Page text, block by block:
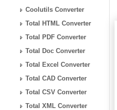
Coolutils Converter
Total HTML Converter
Total PDF Converter
Total Doc Converter
Total Excel Converter
Total CAD Converter
Total CSV Converter
Total XML Converter